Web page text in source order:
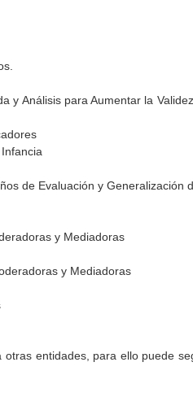
y Análisis para Aumentar la
de Evaluación y Generalización
y Mediadoras
y Mediadoras
entidades, para ello puede